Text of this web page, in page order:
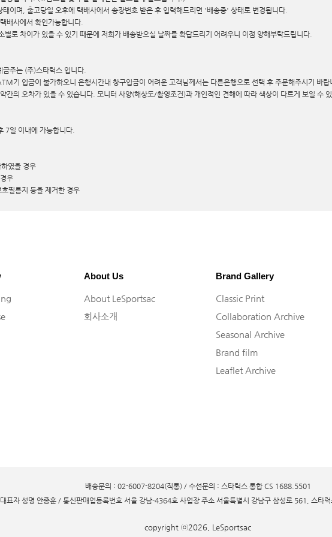
이며, 출고당일 오후에 택배사에서 송장번호 받은 후 입력해드리면 '배송중' 상태로 변경됩니다.
배사에서 확인가능합니다.
별로 차이가 있을 수 있기 때문에 저희가 배송받으실 날짜를 확답드리기 어려우니 이점 양해부탁드립니다.
주는 (주)스타럭스 입니다.
기 입금이 불가하오니 은행시간내 창구입금이 어려운 고객님께서는 다른은행으로 선택 후 주문해주시기 바랍
간의 오차가 있을 수 있습니다. 모니터 사양(해상도/촬영조건)과 개인적인 견해에 따라 색상이 다르게 보일 수 있
7일 이내에 가능합니다.
였을 경우
우
필름지 등을 제거한 경우
About Us
About LeSportsac
회사소개
Brand Gallery
Classic Print
Collaboration Archive
Seasonal Archive
Brand film
Leaflet Archive
배송문의 : 02-6007-8204(직통) / 수선문의 : 스타럭스 통합 CS 1688.5501
표자 성명 안종훈 / 통신판매업등록번호 서울 강남-4364호 사업장 주소 서울특별시 강남구 삼성로 561, 스타
copyright ⓒ2026, LeSportsac